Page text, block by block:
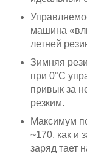
машина
летней
Зимняя
при 0°C
привык за
резким.
Максимум
~170, как и
заряд тает